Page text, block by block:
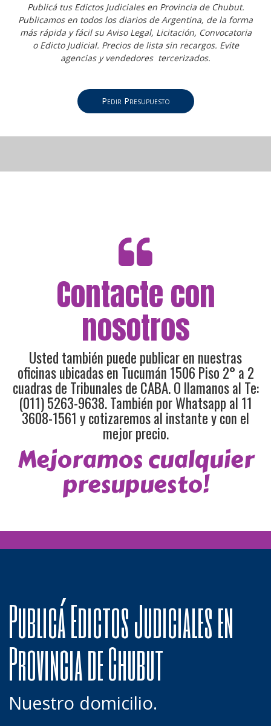
Publicá tus Edictos Judiciales en Provincia de Chubut.
Publicamos en todos los diarios de Argentina, de la forma
más rápida y fácil su Aviso Legal, Licitación, Convocatoria
o Edicto Judicial. Precios de lista sin recargos. Evite
agencias y vendedores tercerizados.
Pedir Presupuesto
Contacte con
nosotros
Usted también puede publicar en nuestras
oficinas ubicadas en Tucumán 1506 Piso 2° a 2
cuadras de Tribunales de CABA. O llamanos al Te:
(011) 5263-9638. También por Whatsapp al 11
3608-1561 y cotizaremos al instante y con el
mejor precio.
Mejoramos cualquier
presupuesto!
Publicá Edictos Judiciales en
Provincia de Chubut
Nuestro domicilio.